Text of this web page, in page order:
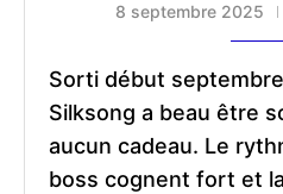
8 septembre 2025
Sorti début
Silksong a beau être
aucun cadeau. Le
boss cognent fort et